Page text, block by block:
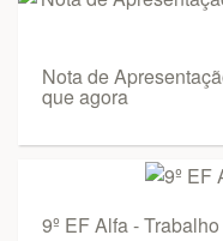
Nota de
que agora
9º EF Alfa -